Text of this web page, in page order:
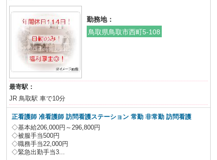
勤務地：
鳥取県鳥取市西町5-108
最寄駅：
JR 鳥取駅 車で10分
正看護師 准看護師 訪問看護ステーション 常勤 非常勤 訪問看護
◇基本給206,000円～296,800円
◇被服手当500円
◇職務手当22,000円
◇緊急出勤手当3...